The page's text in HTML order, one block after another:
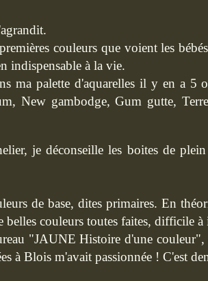
couleurs que voient les
indispensable à la vie.
ma palette d'aquarelles il y en a 5
New gambodge, Gum gutte,
je déconseille les boites de
de base, dites primaires. En
couleurs toutes faites, difficile à
"JAUNE Histoire d'une
à Blois m'avait passionnée ! C'est